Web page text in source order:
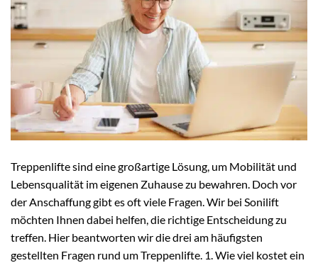
Treppenlifte sind eine großartige Lösung, um Mobilität und
Lebensqualität im eigenen Zuhause zu bewahren. Doch vor
der Anschaffung gibt es oft viele Fragen. Wir bei Sonilift
möchten Ihnen dabei helfen, die richtige Entscheidung zu
treffen. Hier beantworten wir die drei am häufigsten
gestellten Fragen rund um Treppenlifte. 1. Wie viel kostet ein